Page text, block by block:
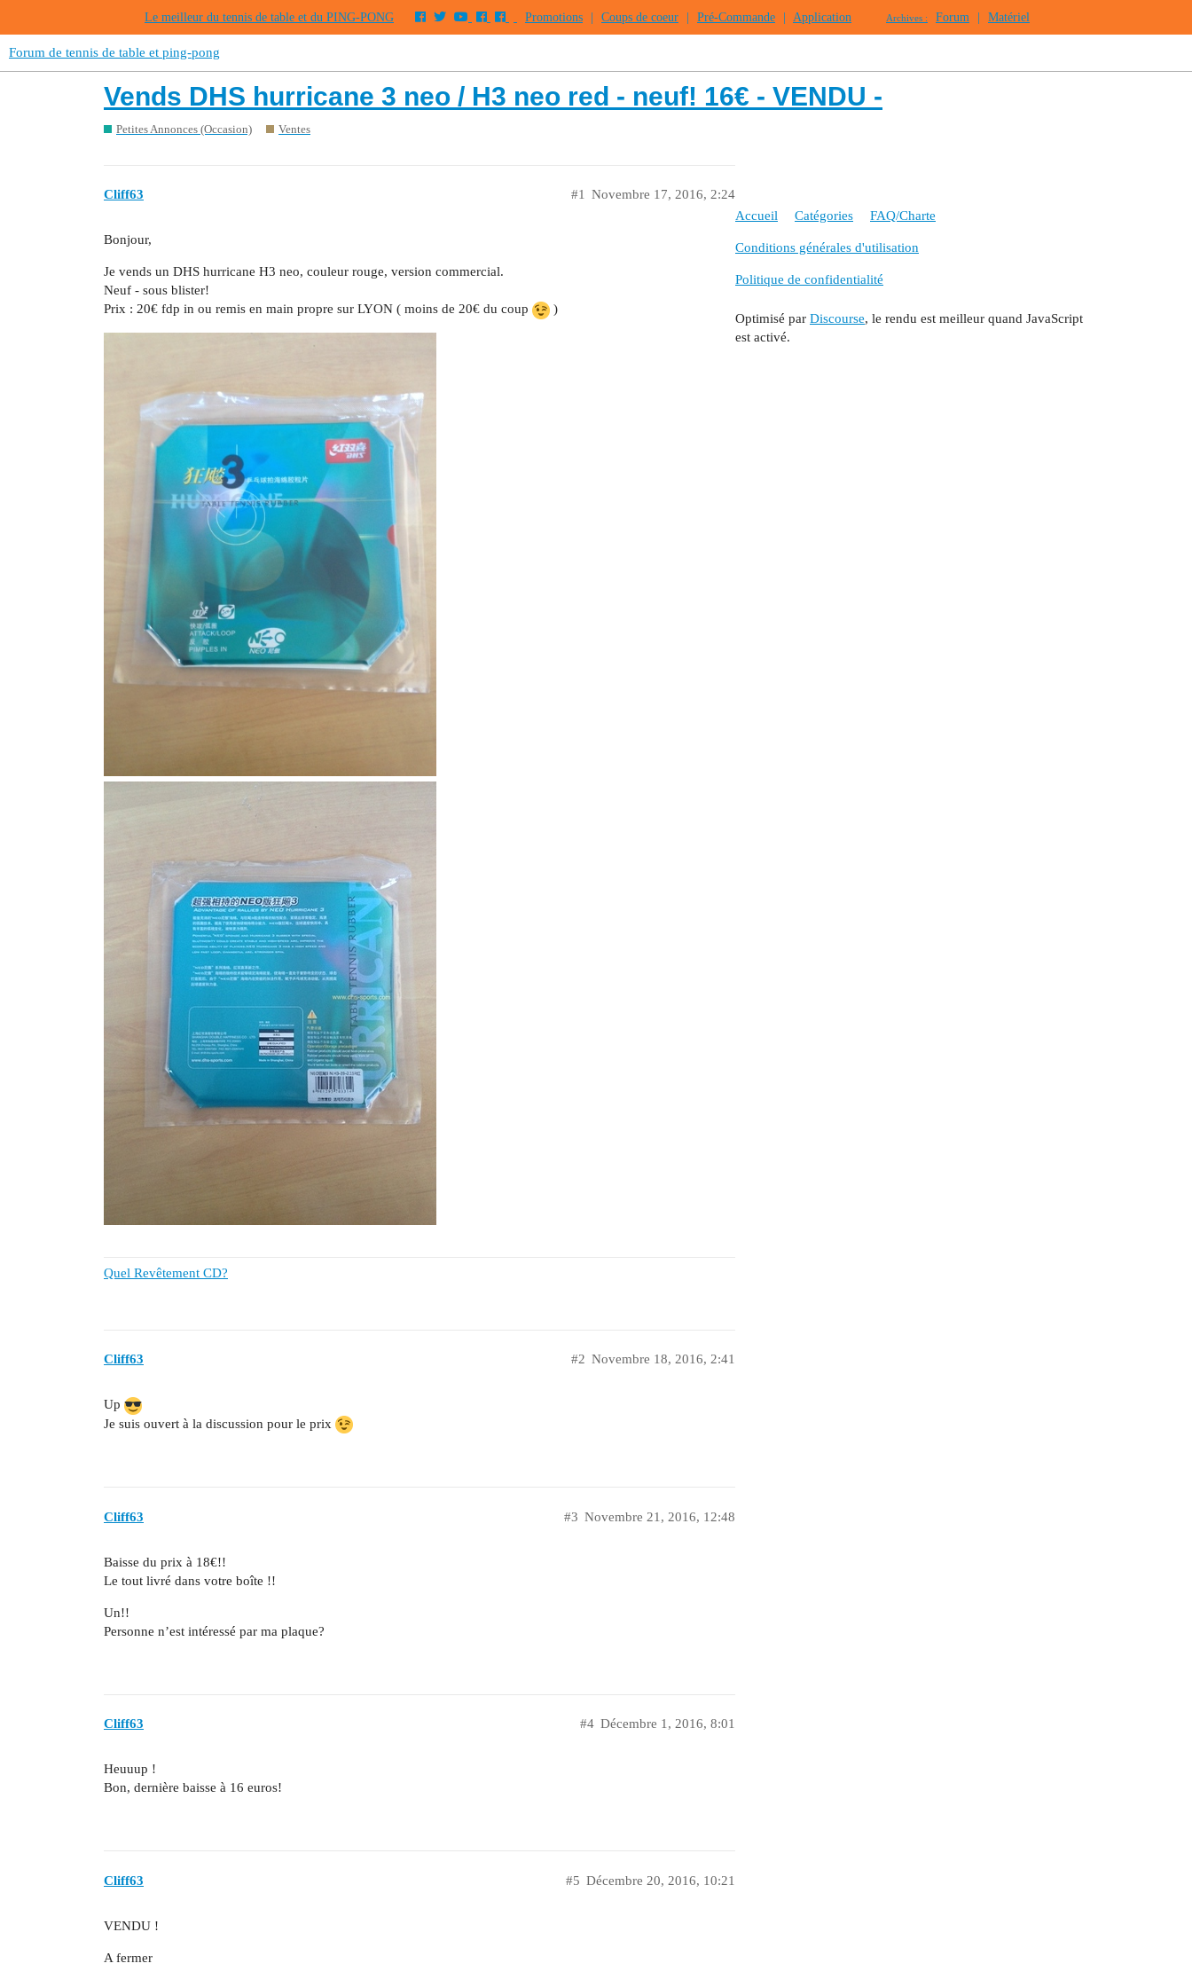
Le meilleur du tennis de table et du PING-PONG Promotions Coups de coeur Pré-Commande Application Archives : Forum Matériel
Forum de tennis de table et ping-pong
Vends DHS hurricane 3 neo / H3 neo red - neuf! 16€ - VENDU -
Petites Annonces (Occasion) Ventes
Cliff63 Novembre 17, 2016, 2:24
#1
Bonjour,
Je vends un DHS hurricane H3 neo, couleur rouge, version commercial.
Neuf - sous blister!
Prix : 20€ fdp in ou remis en main propre sur LYON ( moins de 20€ du coup
)
Quel Revêtement CD?
Cliff63 Novembre 18, 2016, 2:41
#2
Up
Je suis ouvert à la discussion pour le prix
Cliff63 Novembre 21, 2016, 12:48
#3
Baisse du prix à 18€!!
Le tout livré dans votre boîte !!
Un!!
Personne n’est intéressé par ma plaque?
Cliff63 Décembre 1, 2016, 8:01
#4
Heuuup !
Bon, dernière baisse à 16 euros!
Cliff63 Décembre 20, 2016, 10:21
#5
VENDU !
A fermer
Accueil Catégories FAQ/Charte
Conditions générales d'utilisation
Politique de confidentialité
Optimisé par Discourse, le rendu est meilleur quand JavaScript
est activé.